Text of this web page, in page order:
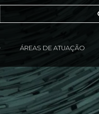
ÁREAS DE ATUAÇÃO